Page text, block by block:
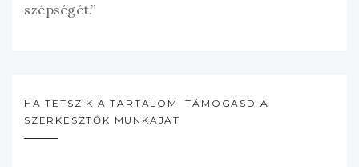
szépségét.”
HA TETSZIK A TARTALOM, TÁMOGASD A
SZERKESZTŐK MUNKÁJÁT